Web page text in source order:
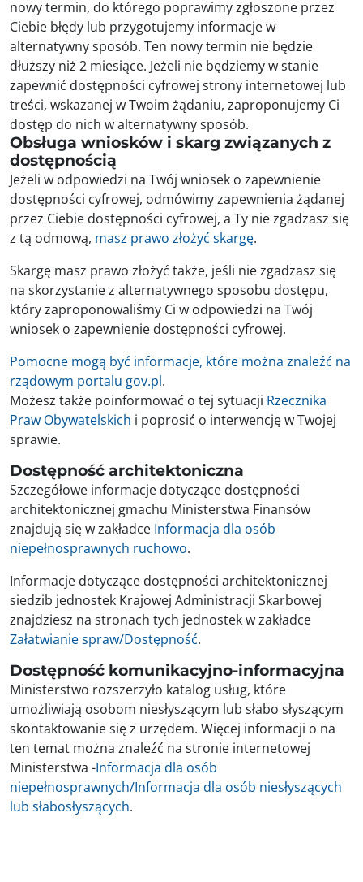
nowy termin, do którego poprawimy zgłoszone przez
Ciebie błędy lub przygotujemy informacje w
alternatywny sposób. Ten nowy termin nie będzie
dłuższy niż 2 miesiące. Jeżeli nie będziemy w stanie
zapewnić dostępności cyfrowej strony internetowej lub
treści, wskazanej w Twoim żądaniu, zaproponujemy Ci
dostęp do nich w alternatywny sposób.
Obsługa wniosków i skarg związanych z
dostępnością
Jeżeli w odpowiedzi na Twój wniosek o zapewnienie
dostępności cyfrowej, odmówimy zapewnienia żądanej
przez Ciebie dostępności cyfrowej, a Ty nie zgadzasz się
z tą odmową, masz prawo złożyć skargę.
Skargę masz prawo złożyć także, jeśli nie zgadzasz się
na skorzystanie z alternatywnego sposobu dostępu,
który zaproponowaliśmy Ci w odpowiedzi na Twój
wniosek o zapewnienie dostępności cyfrowej.
Pomocne mogą być informacje, które można znaleźć na
rządowym portalu gov.pl.
Możesz także poinformować o tej sytuacji Rzecznika
Praw Obywatelskich i poprosić o interwencję w Twojej
sprawie.
Dostępność architektoniczna
Szczegółowe informacje dotyczące dostępności
architektonicznej gmachu Ministerstwa Finansów
znajdują się w zakładce Informacja dla osób
niepełnosprawnych ruchowo.
Informacje dotyczące dostępności architektonicznej
siedzib jednostek Krajowej Administracji Skarbowej
znajdziesz na stronach tych jednostek w zakładce
Załatwianie spraw/Dostępność.
Dostępność komunikacyjno-informacyjna
Ministerstwo rozszerzyło katalog usług, które
umożliwiają osobom niesłyszącym lub słabo słyszącym
skontaktowanie się z urzędem. Więcej informacji o na
ten temat można znaleźć na stronie internetowej
Ministerstwa -Informacja dla osób
niepełnosprawnych/Informacja dla osób niesłyszących
lub słabosłyszących.